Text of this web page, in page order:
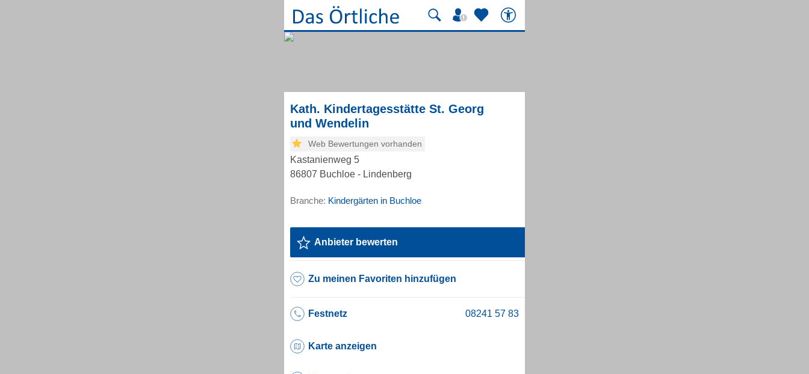
Kath. Kindertagesstätte St. Georg
und Wendelin
Web Bewertungen vorhanden
Kastanienweg 5
86807 Buchloe - Lindenberg
Branche: Kindergärten in Buchloe
Anbieter bewerten
Zu meinen Favoriten hinzufügen
Festnetz
Karte anzeigen